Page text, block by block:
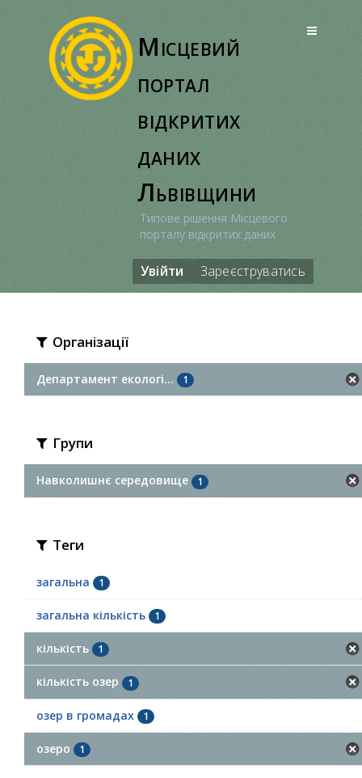
Місцевий
портал
відкритих
даних
Львівщини
Типове рішення Місцевого
порталу відкритих даних
Увійти Зареєструватись
Організації
Департамент екологі... 1
Групи
Навколишнє середовище 1
Теги
загальна 1
загальна кількість 1
кількість 1
кількість озер 1
озер в громадах 1
озеро 1